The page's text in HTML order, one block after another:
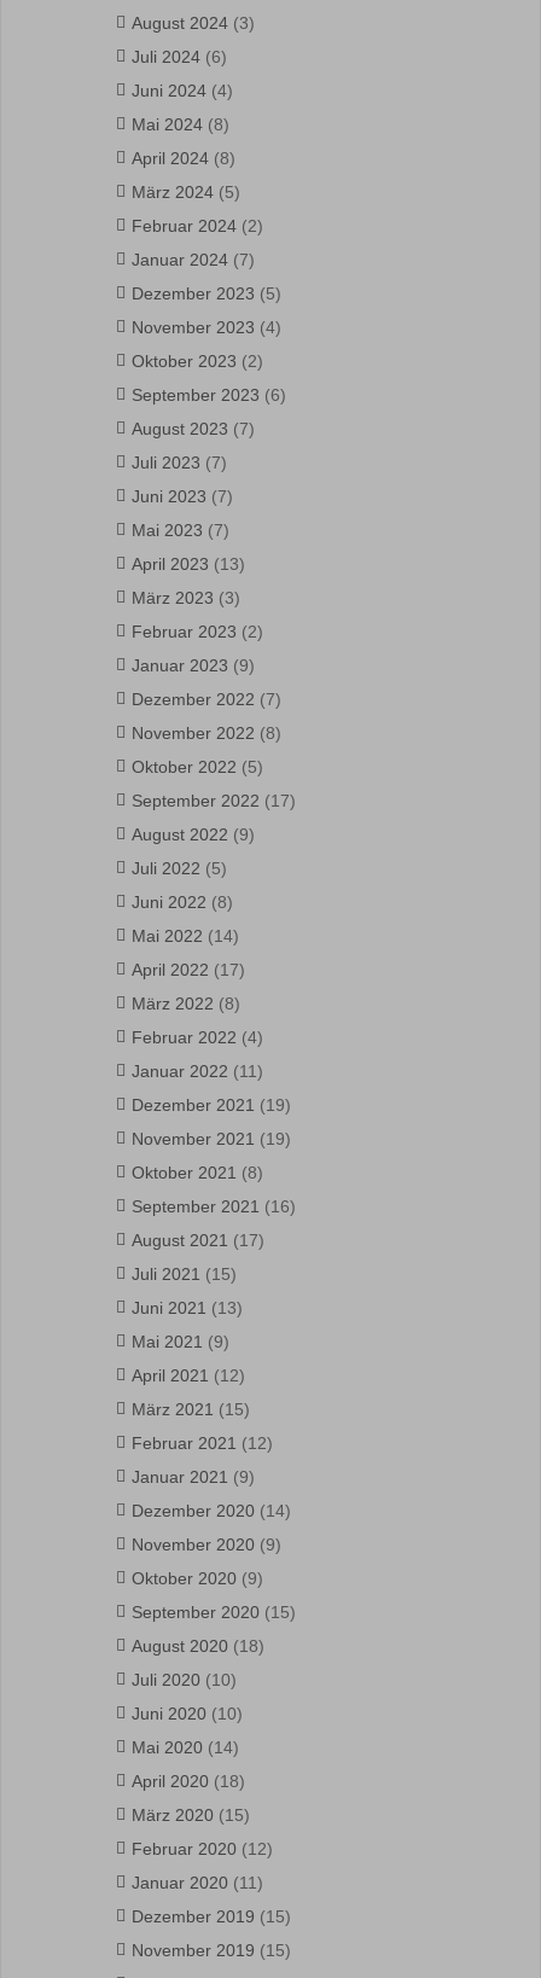
August 2024 (3)
Juli 2024 (6)
Juni 2024 (4)
Mai 2024 (8)
April 2024 (8)
März 2024 (5)
Februar 2024 (2)
Januar 2024 (7)
Dezember 2023 (5)
November 2023 (4)
Oktober 2023 (2)
September 2023 (6)
August 2023 (7)
Juli 2023 (7)
Juni 2023 (7)
Mai 2023 (7)
April 2023 (13)
März 2023 (3)
Februar 2023 (2)
Januar 2023 (9)
Dezember 2022 (7)
November 2022 (8)
Oktober 2022 (5)
September 2022 (17)
August 2022 (9)
Juli 2022 (5)
Juni 2022 (8)
Mai 2022 (14)
April 2022 (17)
März 2022 (8)
Februar 2022 (4)
Januar 2022 (11)
Dezember 2021 (19)
November 2021 (19)
Oktober 2021 (8)
September 2021 (16)
August 2021 (17)
Juli 2021 (15)
Juni 2021 (13)
Mai 2021 (9)
April 2021 (12)
März 2021 (15)
Februar 2021 (12)
Januar 2021 (9)
Dezember 2020 (14)
November 2020 (9)
Oktober 2020 (9)
September 2020 (15)
August 2020 (18)
Juli 2020 (10)
Juni 2020 (10)
Mai 2020 (14)
April 2020 (18)
März 2020 (15)
Februar 2020 (12)
Januar 2020 (11)
Dezember 2019 (15)
November 2019 (15)